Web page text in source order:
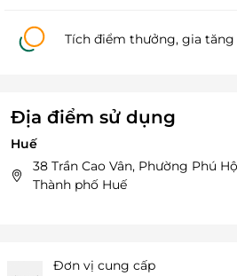
Tích điểm thưởng, gia tăng
Địa điểm sử dụng
Huế
38 Trần Cao Vân, Phường Phú
Thành phố Huế
Đơn vị cung cấp